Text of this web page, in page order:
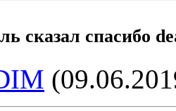
сказал cпасибо